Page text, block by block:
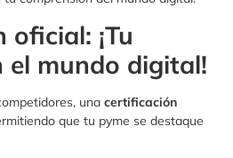
¡Tu
el mundo digital!
una certificación
que tu pyme se destaque